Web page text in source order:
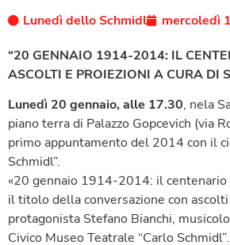
Lunedì dello Schmidl
mercoledì
“20 GENNAIO 1914-2014: IL
ASCOLTI E PROIEZIONI A CURA DI
Lunedì 20 gennaio, alle 17.30, nela
piano terra di Palazzo Gopcevich (via
primo appuntamento del 2014 con il
Schmidl”.
«20 gennaio 1914-2014: il centenario
il titolo della conversazione con
protagonista Stefano Bianchi,
Civico Museo Teatrale “Carlo Schmidl”.